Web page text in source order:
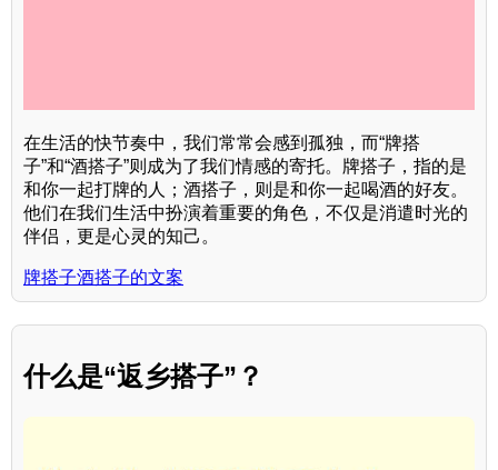
在生活的快节奏中，我们常常会感到孤独，而“牌搭
子”和“酒搭子”则成为了我们情感的寄托。牌搭子，指的是
和你一起打牌的人；酒搭子，则是和你一起喝酒的好友。
他们在我们生活中扮演着重要的角色，不仅是消遣时光的
伴侣，更是心灵的知己。
牌搭子酒搭子的文案
什么是“返乡搭子”？